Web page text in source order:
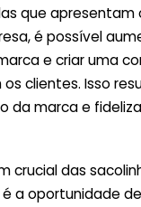
que
é possível
e criar uma
clientes. Isso
da marca e
crucial das
a oportunidade